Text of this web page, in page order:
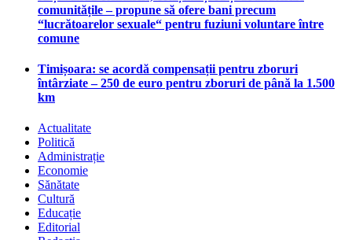
comunitățile – propune să ofere bani precum
“lucrătoarelor sexuale“ pentru fuziuni voluntare între
comune
Timișoara: se acordă compensații pentru zboruri
întârziate – 250 de euro pentru zboruri de până la 1.500
km
Actualitate
Politică
Administrație
Economie
Sănătate
Cultură
Educație
Editorial